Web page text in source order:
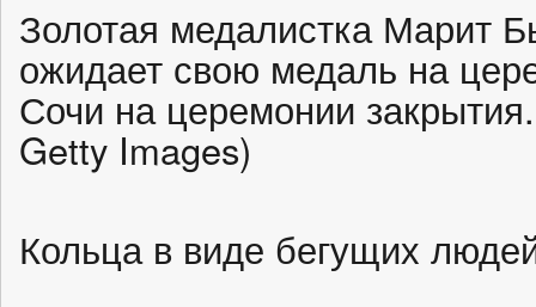
Золотая медалистка Марит
ожидает свою медаль на
Сочи на церемонии
Getty Images)
Кольца в виде бегущих